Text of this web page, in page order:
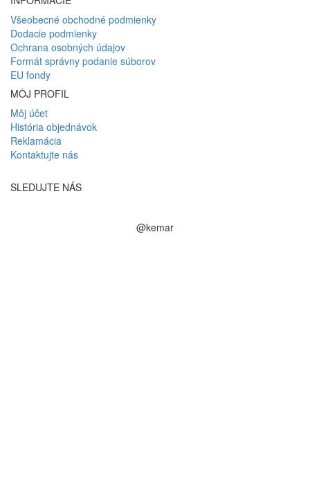
Všeobecné obchodné podmienky
Dodacie podmienky
Ochrana osobných údajov
Formát správny podanie súborov
EU fondy
MÔJ PROFIL
Môj účet
História objednávok
Reklamácia
Kontaktujte nás
SLEDUJTE NÁS
@kemar